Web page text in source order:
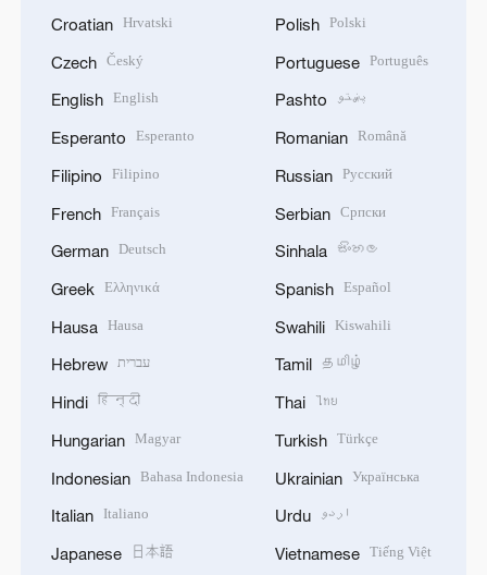
Croatian Hrvatski
Czech Český
English English
Esperanto Esperanto
Filipino Filipino
French Français
German Deutsch
Greek Ελληνικά
Hausa Hausa
Hebrew עברית
Hindi हिन्दी
Hungarian Magyar
Indonesian Bahasa Indonesia
Italian Italiano
Japanese 日本語
Polish Polski
Portuguese Português
Pashto پښتو
Romanian Română
Russian Русский
Serbian Српски
Sinhala සිංහල
Spanish Español
Swahili Kiswahili
Tamil தமிழ்
Thai ไทย
Turkish Türkçe
Ukrainian Українська
Urdu اردو
Vietnamese Tiếng Việt